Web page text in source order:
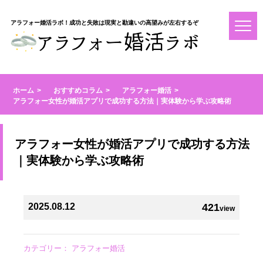
アラフォー婚活ラボ！成功と失敗は現実と勘違いの高望みが左右するぞ
ホーム おすすめコラム
アラフォー婚活
アラフォー女性が婚活アプリで成功する方法｜実体験から学ぶ攻略術
アラフォー女性が婚活アプリで成功する方法
｜実体験から学ぶ攻略術
421view
2025.08.12
カテゴリー： アラフォー婚活